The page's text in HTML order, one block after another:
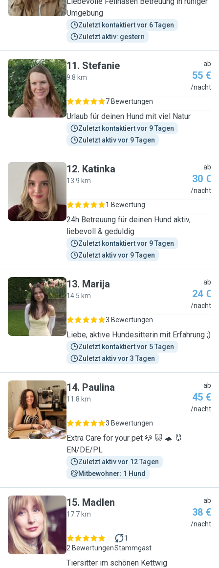
Umgebung
Zuletzt kontaktiert vor 6 Tagen
Zuletzt aktiv: gestern
S
11. Stefanie
9.8 km
ab
55 €
/nacht
7 Bewertungen
Urlaub für deinen Hund mit viel Natur
Zuletzt kontaktiert vor 9 Tagen
Zuletzt aktiv vor 9 Tagen
K
12. Katinka
13.9 km
ab
30 €
/nacht
1 Bewertung
24h Betreuung für deinen Hund aktiv,
liebevoll & geduldig
Zuletzt kontaktiert vor 9 Tagen
Zuletzt aktiv vor 9 Tagen
M
13. Marija
14.5 km
ab
24 €
/nacht
3 Bewertungen
Liebe, aktive Hundesitterin mit Erfahrung ;)
Zuletzt kontaktiert vor 5 Tagen
Zuletzt aktiv vor 3 Tagen
P
14. Paulina
11.8 km
ab
45 €
/nacht
3 Bewertungen
Extra Care for your pet 🐶 🐱 🐢 🐰
EN/DE/PL
Zuletzt aktiv vor 12 Tagen
Mitbewohner: 1 Hund
M
15. Madlen
17.7 km
ab
38 €
/nacht
2 Bewertungen
1
Stammgast
Tiersitter im schönen Kettwig